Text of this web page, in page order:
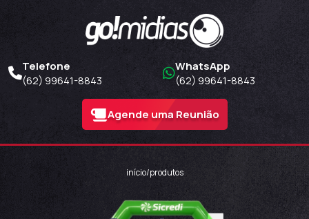
Telefone
(62) 99641-8843
WhatsApp
(62) 99641-8843
Agende uma Reunião
início/produtos